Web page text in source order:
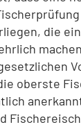
die
oberste